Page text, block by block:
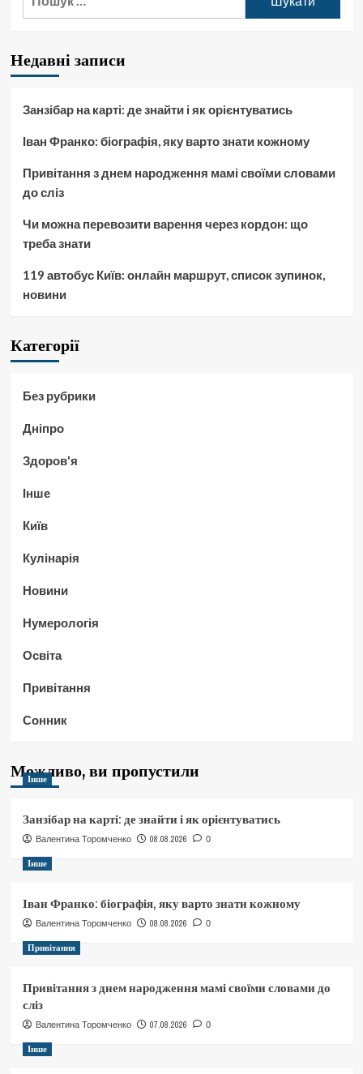
Недавні записи
Занзібар на карті: де знайти і як орієнтуватись
Іван Франко: біографія, яку варто знати кожному
Привітання з днем народження мамі своїми словами
до сліз
Чи можна перевозити варення через кордон: що
треба знати
119 автобус Київ: онлайн маршрут, список зупинок,
новини
Категорії
Без рубрики
Дніпро
Здоров'я
Інше
Київ
Кулінарія
Новини
Нумерологія
Освіта
Привітання
Сонник
Можливо, ви пропустили
Інше
Занзібар на карті: де знайти і як орієнтуватись
Валентина Торомченко 08.08.2026 0
Інше
Іван Франко: біографія, яку варто знати кожному
Валентина Торомченко 08.08.2026 0
Привітання
Привітання з днем народження мамі своїми словами до
сліз
Валентина Торомченко 07.08.2026 0
Інше